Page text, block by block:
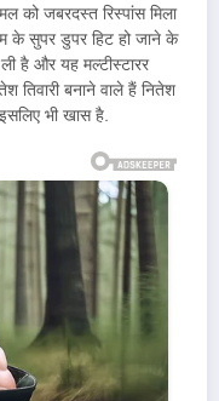
को जबरदस्त रिस्पांस मिला
के सुपर डुपर हिट हो जाने के
है और यह मल्टीस्टारर
तिवारी बनाने वाले हैं नितेश
भी खास है.